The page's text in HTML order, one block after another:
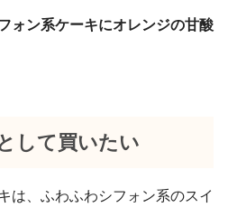
ォン系ケーキにオレンジの甘酸
して買いたい
は、ふわふわシフォン系のスイ